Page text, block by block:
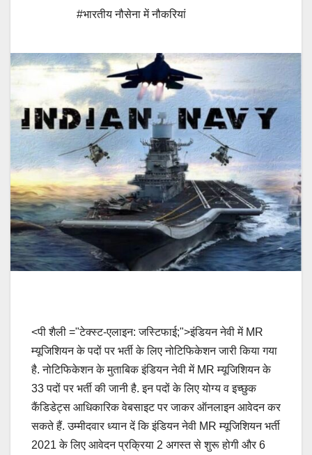
#भारतीय नौसेना में नौकरियां
<पी शैली ="टेक्स्ट-एलाइन: जस्टिफाई;">इंडियन नेवी में MR
म्यूजिशियन के पदों पर भर्ती के लिए नोटिफिकेशन जारी किया गया
है. नोटिफिकेशन के मुताबिक इंडियन नेवी में MR म्यूजिशियन के
33 पदों पर भर्ती की जानी है. इन पदों के लिए योग्य व इच्छुक
कैंडिडेट्स आधिकारिक वेबसाइट पर जाकर ऑनलाइन आवेदन कर
सकते हैं. उम्मीदवार ध्यान दें कि इंडियन नेवी MR म्यूजिशियन भर्ती
2021 के लिए आवेदन प्रक्रिया 2 अगस्त से शुरू होगी और 6